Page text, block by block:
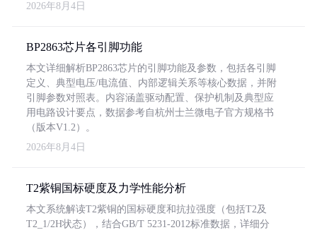
2026年8月4日
BP2863芯片各引脚功能
本文详细解析BP2863芯片的引脚功能及参数，包括各引脚
定义、典型电压/电流值、内部逻辑关系等核心数据，并附
引脚参数对照表。内容涵盖驱动配置、保护机制及典型应
用电路设计要点，数据参考自杭州士兰微电子官方规格书
（版本V1.2）。
2026年8月4日
T2紫铜国标硬度及力学性能分析
本文系统解读T2紫铜的国标硬度和抗拉强度（包括T2及
T2_1/2H状态），结合GB/T 5231-2012标准数据，详细分